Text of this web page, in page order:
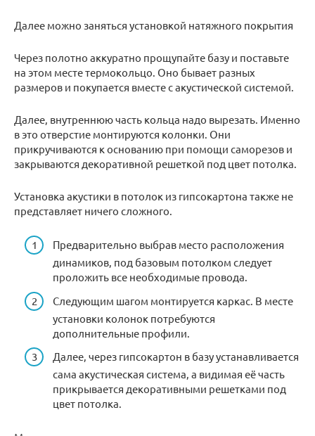
Далее можно заняться установкой натяжного покрытия
Через полотно аккуратно прощупайте базу и поставьте
на этом месте термокольцо. Оно бывает разных
размеров и покупается вместе с акустической системой.
Далее, внутреннюю часть кольца надо вырезать. Именно
в это отверстие монтируются колонки. Они
прикручиваются к основанию при помощи саморезов и
закрываются декоративной решеткой под цвет потолка.
Установка акустики в потолок из гипсокартона также не
представляет ничего сложного.
Предварительно выбрав место расположения
динамиков, под базовым потолком следует
проложить все необходимые провода.
Следующим шагом монтируется каркас. В месте
установки колонок потребуются
дополнительные профили.
Далее, через гипсокартон в базу устанавливается
сама акустическая система, а видимая её часть
прикрывается декоративными решетками под
цвет потолка.